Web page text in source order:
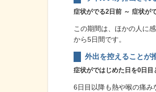
症状がでる2日前 ～ 症状が
この期間は、ほかの人に
から5日間です。
外出を控えることが
症状がではじめた日を0日目
6日目以降も熱や喉の痛み